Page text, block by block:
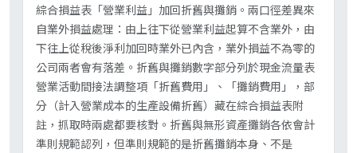
綜合損益表「營業利益」加回折舊與攤銷。兩口徑差異來
自業外損益處理：由上往下從營業利益起算不含業外，由
下往上從稅後淨利加回時業外已內含，業外損益不為零的
公司兩者會有落差。折舊與攤銷數字部分列於現金流量表
營業活動間接法調整項「折舊費用」、「攤銷費用」，部
分（計入營業成本的生產設備折舊）藏在綜合損益表附
註，抓取時兩處都要核對。折舊與無形資產攤銷各依會計
準則規範認列，但準則規範的是折舊攤銷本身、不是